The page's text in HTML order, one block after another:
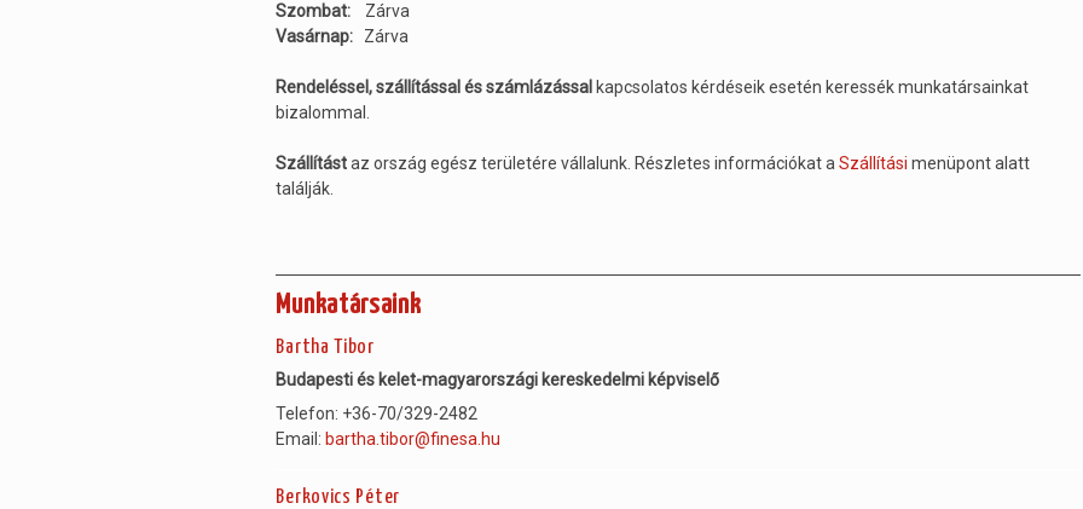
Szombat: Zárva
Vasárnap: Zárva
Rendeléssel, szállítással és számlázással kapcsolatos kérdéseik esetén keressék munkatársainkat
bizalommal.
Szállítástaz ország egész területére vállalunk. Részletes információkat aSzállítási menüpont alatt
találják.
Munkatársaink
Bartha Tibor
Budapesti és kelet-magyarországi kereskedelmi képviselő
Telefon: +36-70/329-2482
Email: bartha.tibor@finesa.hu
Berkovics Péter